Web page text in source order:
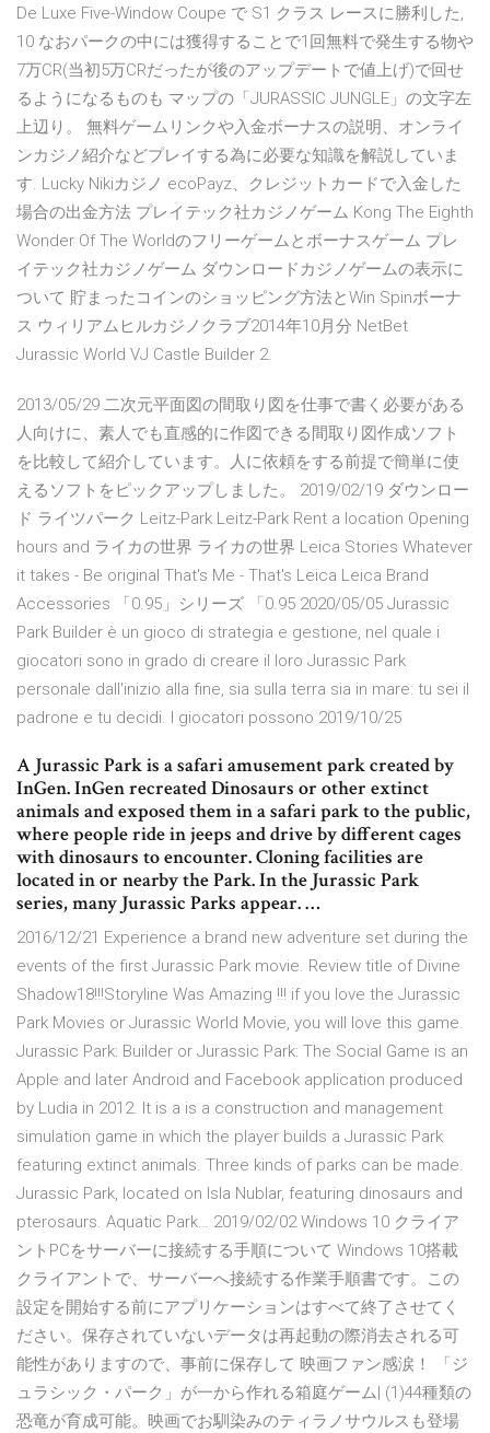
De Luxe Five-Window Coupe で S1 クラス レースに勝利した,
10 なおパークの中には獲得することで1回無料で発生する物や
7万CR(当初5万CRだったが後のアップデートで値上げ)で回せ
るようになるものも マップの「JURASSIC JUNGLE」の文字左
上辺り。 無料ゲームリンクや入金ボーナスの説明、オンライ
ンカジノ紹介などプレイする為に必要な知識を解説していま
す. Lucky Nikiカジノ ecoPayz、クレジットカードで入金した
場合の出金方法 プレイテック社カジノゲーム Kong The Eighth
Wonder Of The Worldのフリーゲームとボーナスゲーム プレ
イテック社カジノゲーム ダウンロードカジノゲームの表示に
ついて 貯まったコインのショッピング方法とWin Spinボーナ
ス ウィリアムヒルカジノクラブ2014年10月分 NetBet
Jurassic World VJ Castle Builder 2.
2013/05/29 二次元平面図の間取り図を仕事で書く必要がある
人向けに、素人でも直感的に作図できる間取り図作成ソフト
を比較して紹介しています。人に依頼をする前提で簡単に使
えるソフトをピックアップしました。 2019/02/19 ダウンロー
ド ライツパーク Leitz-Park Leitz-Park Rent a location Opening
hours and ライカの世界 ライカの世界 Leica Stories Whatever
it takes - Be original That's Me - That's Leica Leica Brand
Accessories 「0.95」シリーズ 「0.95 2020/05/05 Jurassic
Park Builder è un gioco di strategia e gestione, nel quale i
giocatori sono in grado di creare il loro Jurassic Park
personale dall'inizio alla fine, sia sulla terra sia in mare: tu sei il
padrone e tu decidi. I giocatori possono 2019/10/25
A Jurassic Park is a safari amusement park created by
InGen. InGen recreated Dinosaurs or other extinct
animals and exposed them in a safari park to the public,
where people ride in jeeps and drive by different cages
with dinosaurs to encounter. Cloning facilities are
located in or nearby the Park. In the Jurassic Park
series, many Jurassic Parks appear. …
2016/12/21 Experience a brand new adventure set during the
events of the first Jurassic Park movie. Review title of Divine
Shadow18!!!Storyline Was Amazing !!! if you love the Jurassic
Park Movies or Jurassic World Movie, you will love this game.
Jurassic Park: Builder or Jurassic Park: The Social Game is an
Apple and later Android and Facebook application produced
by Ludia in 2012. It is a is a construction and management
simulation game in which the player builds a Jurassic Park
featuring extinct animals. Three kinds of parks can be made.
Jurassic Park, located on Isla Nublar, featuring dinosaurs and
pterosaurs. Aquatic Park… 2019/02/02 Windows 10 クライア
ントPCをサーバーに接続する手順について Windows 10搭載
クライアントで、サーバーへ接続する作業手順書です。この
設定を開始する前にアプリケーションはすべて終了させてく
ださい。保存されていないデータは再起動の際消去される可
能性がありますので、事前に保存して 映画ファン感涙！ 「ジ
ュラシック・パーク」が一から作れる箱庭ゲーム| (1)44種類の
恐竜が育成可能。映画でお馴染みのティラノサウルスも登場